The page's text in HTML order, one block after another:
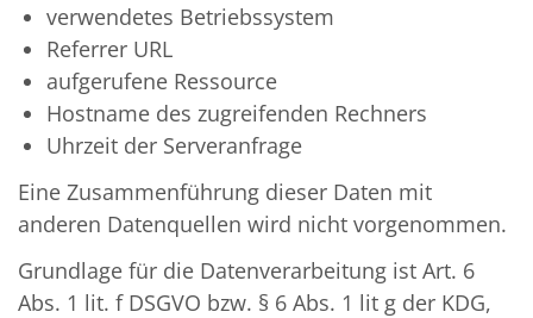
verwendetes Betriebssystem
Referrer URL
aufgerufene Ressource
Hostname des zugreifenden Rechners
Uhrzeit der Serveranfrage
Eine Zusammenführung dieser Daten mit
anderen Datenquellen wird nicht vorgenommen.
Grundlage für die Datenverarbeitung ist Art. 6
Abs. 1 lit. f DSGVO bzw. § 6 Abs. 1 lit g der KDG,